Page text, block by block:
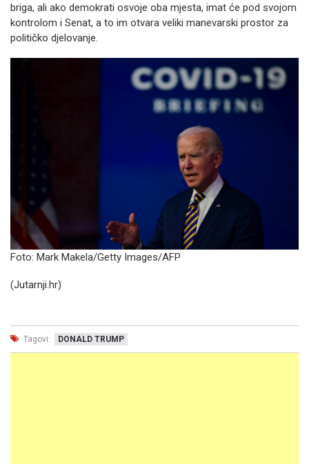
briga, ali ako demokrati osvoje oba mjesta, imat će pod svojom
kontrolom i Senat, a to im otvara veliki manevarski prostor za
političko djelovanje.
Foto: Mark Makela/Getty Images/AFP
(Jutarnji.hr)
Tagovi: DONALD TRUMP